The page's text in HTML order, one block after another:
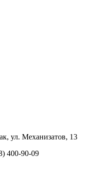
ул. Механизатов, 13
400-90-09